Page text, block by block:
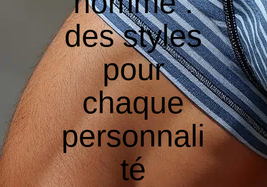
des styles
pour
chaque
personnali
té